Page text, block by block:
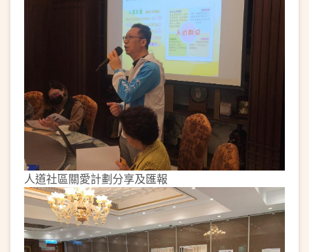
人道社區關愛計劃分享及匯報